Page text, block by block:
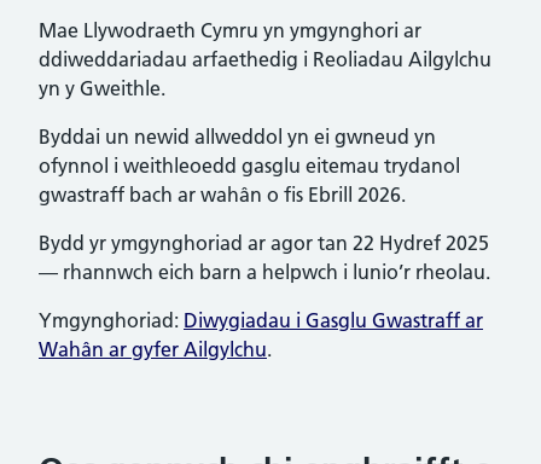
Mae Llywodraeth Cymru yn ymgynghori ar
ddiweddariadau arfaethedig i Reoliadau Ailgylchu
yn y Gweithle.
Byddai un newid allweddol yn ei gwneud yn
ofynnol i weithleoedd gasglu eitemau trydanol
gwastraff bach ar wahân o fis Ebrill 2026.
Bydd yr ymgynghoriad ar agor tan 22 Hydref 2025
— rhannwch eich barn a helpwch i lunio’r rheolau.
Ymgynghoriad: Diwygiadau i Gasglu Gwastraff ar
Wahân ar gyfer Ailgylchu.